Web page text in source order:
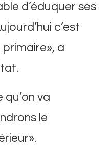
d’éduquer ses
c’est
a
qu’on va
le